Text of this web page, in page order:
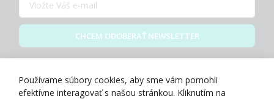
CHCEM ODOBERAŤ NEWSLETTER
Používame súbory cookies, aby sme vám pomohli
efektívne interagovať s našou stránkou. Kliknutím na